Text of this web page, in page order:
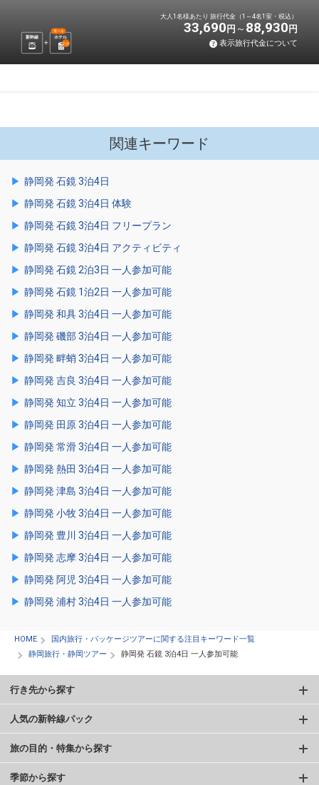
新幹線 ホテル
選べる
2泊
大人1名様あたり 旅行代金（1～4名1室・税込）
33,690 円 88,930 円
表示旅行代金について
関連キーワード
静岡発 石鏡 3泊4日
静岡発 石鏡 3泊4日 体験
静岡発 石鏡 3泊4日 フリープラン
静岡発 石鏡 3泊4日 アクティビティ
静岡発 石鏡 2泊3日 一人参加可能
静岡発 石鏡 1泊2日 一人参加可能
静岡発 和具 3泊4日 一人参加可能
静岡発 磯部 3泊4日 一人参加可能
静岡発 畔蛸 3泊4日 一人参加可能
静岡発 吉良 3泊4日 一人参加可能
静岡発 知立 3泊4日 一人参加可能
静岡発 田原 3泊4日 一人参加可能
静岡発 常滑 3泊4日 一人参加可能
静岡発 熱田 3泊4日 一人参加可能
静岡発 津島 3泊4日 一人参加可能
静岡発 小牧 3泊4日 一人参加可能
静岡発 豊川 3泊4日 一人参加可能
静岡発 志摩 3泊4日 一人参加可能
静岡発 阿児 3泊4日 一人参加可能
静岡発 浦村 3泊4日 一人参加可能
HOME
国内旅行・パッケージツアーに関する注目キーワード一覧
静岡旅行・静岡ツアー
静岡発 石鏡 3泊4日 一人参加可能
行き先から探す
人気の新幹線パック
旅の目的・特集から探す
季節から探す